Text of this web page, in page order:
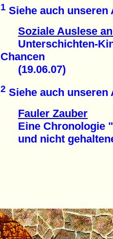
1 Siehe auch unseren
Soziale Auslese
Unterschichten-
Chancen
(19.06.07)
2 Siehe auch unseren
Fauler Zauber
Eine Chronologie
und nicht